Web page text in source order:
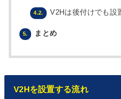
4.2. V2Hは後付けでも設
5. まとめ
V2Hを設置する流れ